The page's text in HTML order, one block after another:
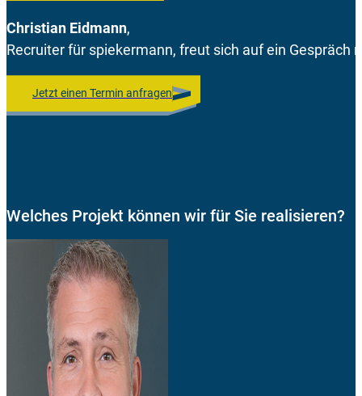
Christian Eidmann,
Recruiter für spiekermann, freut sich auf ein Gespräch
Jetzt einen Termin anfragen
Welches Projekt können wir für Sie realisieren?